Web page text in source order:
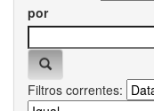
por
Filtros correntes: